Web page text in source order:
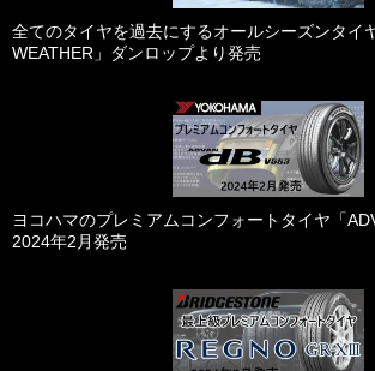
全てのタイヤを過去にするオールシーズンタイ
WEATHER」ダンロップより発売
ヨコハマのプレミアムコンフォートタイヤ「
2024年2月発売